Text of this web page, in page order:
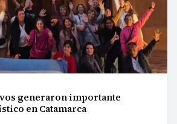
generaron importante
en Catamarca